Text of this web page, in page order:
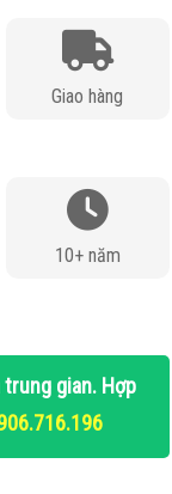
Giao hàng
10+ năm
trung gian. Hợp